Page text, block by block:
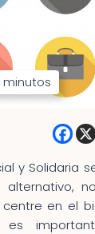
minutos
y Solidaria
alternativo,
en el
es